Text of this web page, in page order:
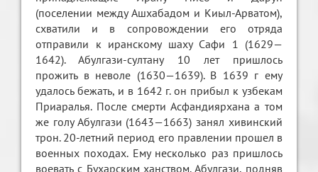
(поселении между Ашхабадом и Киыл-Арватом),
схватили и в сопровождении его отряда
отправили к иранскому шаху Сафи 1 (1629—
1642). Абулгази-султану 10 лет пришлось
прожить в неволе (1630—1639). В 1639 г ему
удалось бежать, и в 1642 г. он прибыл к узбекам
Приаралья. После смерти Асфандиярхана а том
же голу Абулгази (1643—1663) занял хивинский
трон. 20-летний период его правлении прошел в
военных походах. Ему несколько раз пришлось
воевать с Бухарским ханством. Абулгази, подняв